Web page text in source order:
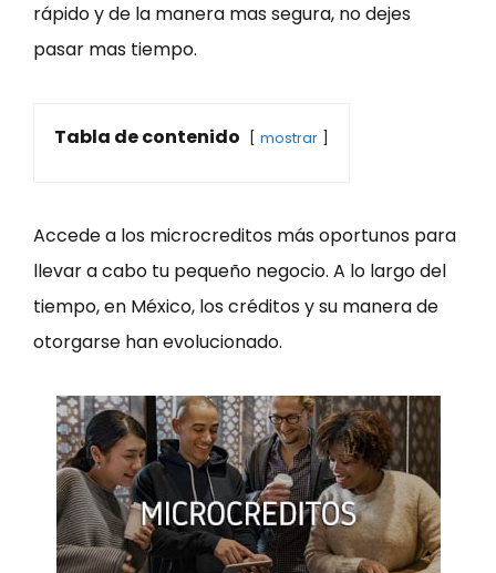
rápido y de la manera mas segura, no dejes
pasar mas tiempo.
Tabla de contenido mostrar
Accede a los microcreditos más oportunos para
llevar a cabo tu pequeño negocio. A lo largo del
tiempo, en México, los créditos y su manera de
otorgarse han evolucionado.